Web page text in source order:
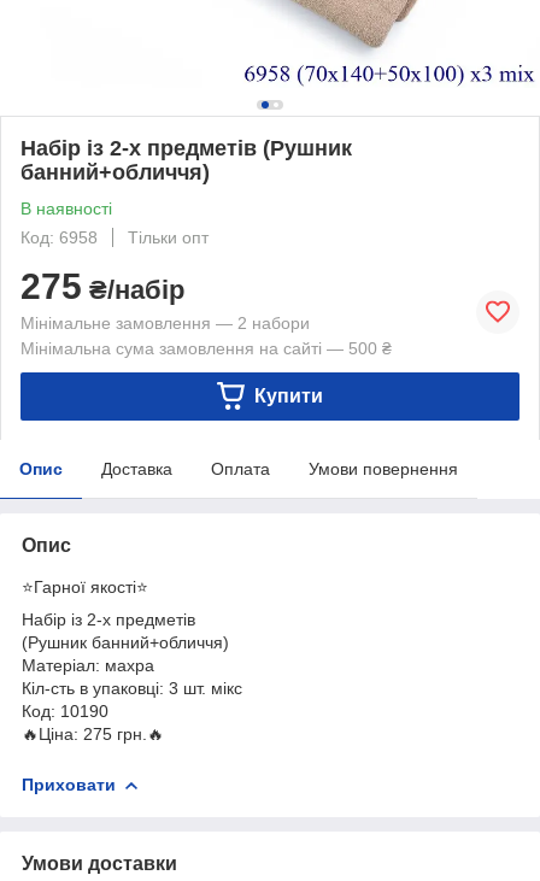
Набір із 2-х предметів (Рушник
банний+обличчя)
В наявності
Код: 6958
Тільки опт
275 ₴/набір
Мінімальне замовлення — 2 набори
Мінімальна сума замовлення на сайті — 500 ₴
Купити
Опис Доставка Оплата Умови повернення
Опис
⭐️Гарної якості⭐️
Набір із 2-х предметів
(Рушник банний+обличчя)
Матеріал: махра
Кіл-сть в упаковці: 3 шт. мікс
Код: 10190
🔥Ціна: 275 грн.🔥
Приховати
Умови доставки